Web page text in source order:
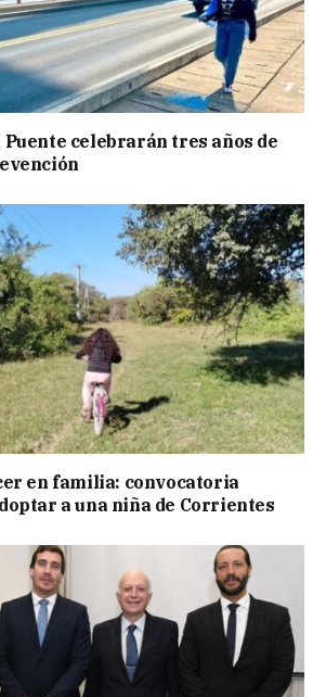
Puente celebrarán tres años de
en familia: convocatoria
a una niña de Corrientes